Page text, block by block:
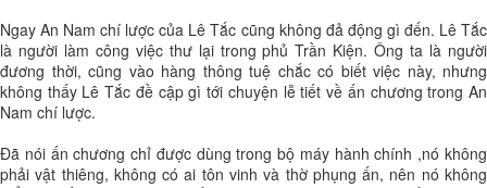
Ngay An Nam chí lược của Lê Tắc cũng không đả động gì đến. Lê Tắc
là người làm công việc thư lại trong phủ Trần Kiện. Ông ta là người
đương thời, cũng vào hàng thông tuệ chắc có biết việc này, nhưng
không thấy Lê Tắc đề cập gì tới chuyện lễ tiết về ấn chương trong An
Nam chí lược.
Đã nói ấn chương chỉ được dùng trong bộ máy hành chính ,nó không
phải vật thiêng, không có ai tôn vinh và thờ phụng ấn, nên nó không